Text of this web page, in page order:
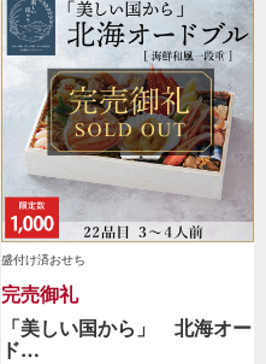
盛付け済おせち
完売御礼
「美しい国から」 北海オー
ド…